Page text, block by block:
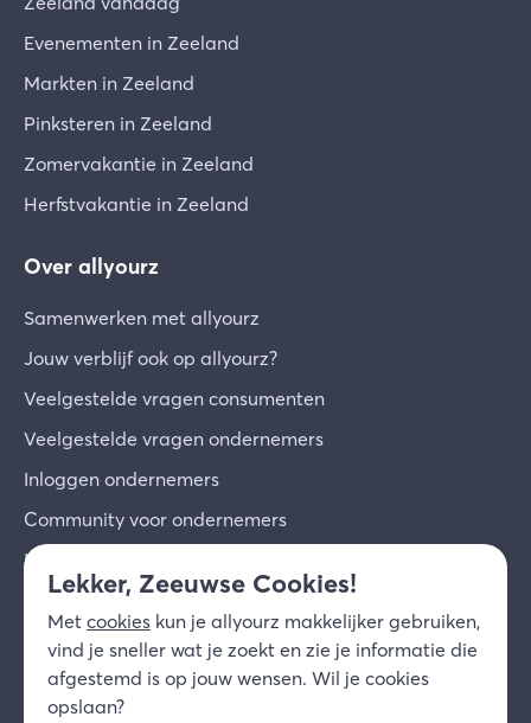
Evenementen in Zeeland
Markten in Zeeland
Pinksteren in Zeeland
Zomervakantie in Zeeland
Herfstvakantie in Zeeland
Over allyourz
Samenwerken met allyourz
Jouw verblijf ook op allyourz?
Veelgestelde vragen consumenten
Veelgestelde vragen ondernemers
Inloggen ondernemers
Community voor ondernemers
Inschrijven voor de nieuwsbrief
Over ons
Contact
© 2026 allyourz b.v.
Lekker, Zeeuwse Cookies!
Met cookies kun je allyourz makkelijker gebruiken,
vind je sneller wat je zoekt en zie je informatie die
afgestemd is op jouw wensen. Wil je cookies
opslaan?